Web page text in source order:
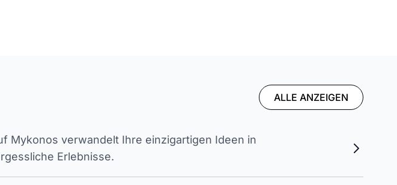
ALLE ANZEIGEN
Mykonos verwandelt Ihre einzigartigen Ideen in
Erlebnisse.